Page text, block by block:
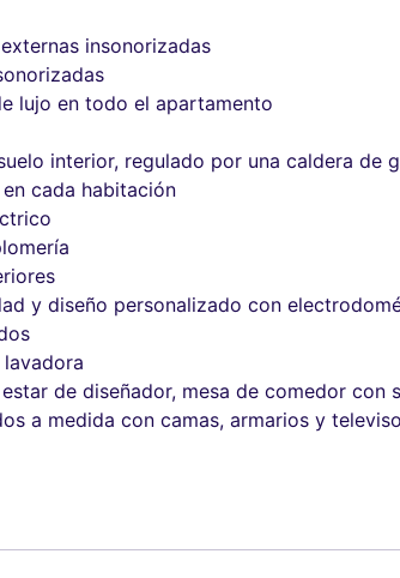
insonorizadas
lujo en todo el apartamento
interior, regulado por una caldera de
cada habitación
y diseño personalizado con
de diseñador, mesa de comedor con
a medida con camas, armarios y